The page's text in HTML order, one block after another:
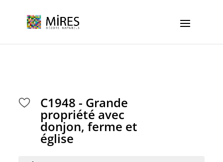
C1948 - Grande
propriété avec
donjon, ferme et
église